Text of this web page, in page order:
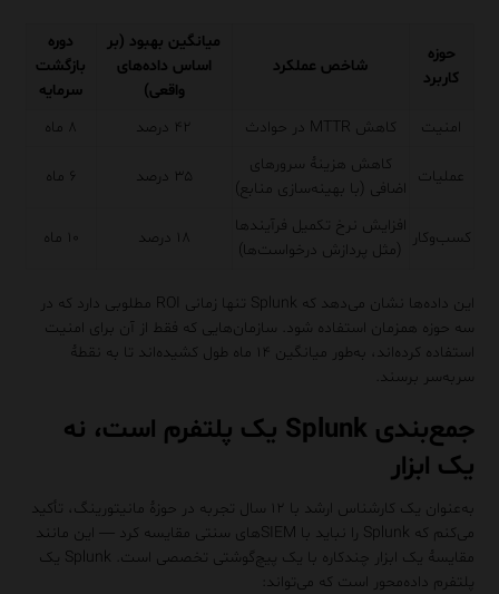
حوزه
کاربرد
شاخص عملکرد
میانگین بهبود (بر
اساس داده‌های
واقعی)
دوره
بازگشت
سرمایه
امنیت
کاهش MTTR در حوادث ۴۲ درصد ۸ ماه
عملیات
کاهش هزینهٔ سرورهای
اضافی (با بهینه‌سازی منابع)
۳۵ درصد ۶ ماه
کسب‌وکار
افزایش نرخ تکمیل فرآیندها
(مثل پردازش درخواست‌ها)
۱۸ درصد ۱۰ ماه
این داده‌ها نشان می‌دهد که Splunk تنها زمانی ROI مطلوبی دارد که در
سه حوزه همزمان استفاده شود. سازمان‌هایی که فقط از آن برای امنیت
استفاده کرده‌اند، به‌طور میانگین ۱۴ ماه طول کشیده‌اند تا به نقطهٔ
سربه‌سر برسند.
جمع‌بندی Splunk یک پلتفرم است، نه
یک ابزار
به‌عنوان یک کارشناس ارشد با ۱۲ سال تجربه در حوزهٔ مانیتورینگ، تأکید
می‌کنم که Splunk را نباید با SIEMهای سنتی مقایسه کرد — این مانند
مقایسهٔ یک ابزار چندکاره با یک پیچ‌گوشتی تخصصی است. Splunk یک
پلتفرم داده‌محور است که می‌تواند: